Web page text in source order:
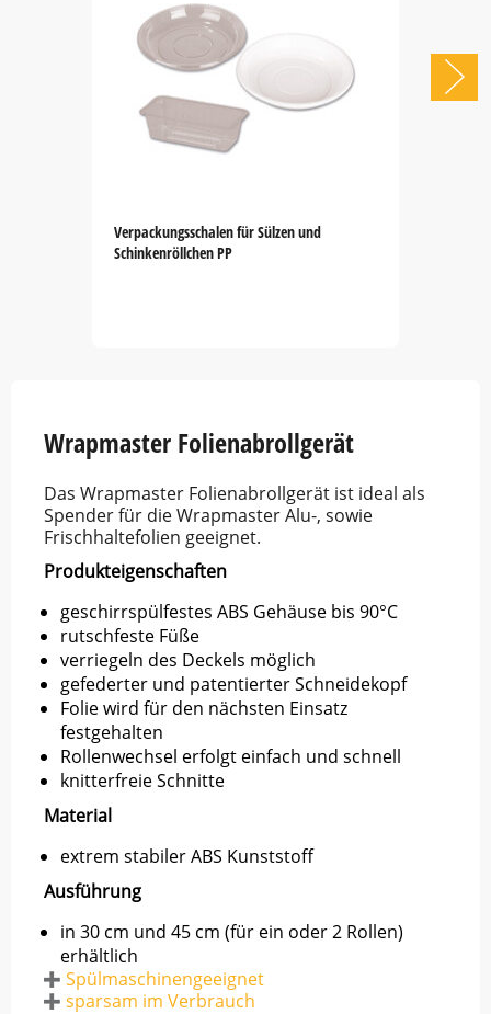
Verpackungsschalen für Sülzen und
Schinkenröllchen PP
Wrapmaster Folienabrollgerät
Das Wrapmaster Folienabrollgerät ist ideal als
Spender für die Wrapmaster Alu-, sowie
Frischhaltefolien geeignet.
Produkteigenschaften
geschirrspülfestes ABS Gehäuse bis 90°C
rutschfeste Füße
verriegeln des Deckels möglich
gefederter und patentierter Schneidekopf
Folie wird für den nächsten Einsatz
festgehalten
Rollenwechsel erfolgt einfach und schnell
knitterfreie Schnitte
Material
extrem stabiler ABS Kunststoff
Ausführung
in 30 cm und 45 cm (für ein oder 2 Rollen)
erhältlich
Spülmaschinengeeignet
sparsam im Verbrauch